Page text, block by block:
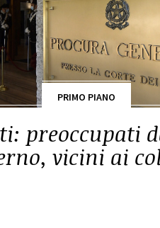
PRIMO PIANO
al ministro
minacce